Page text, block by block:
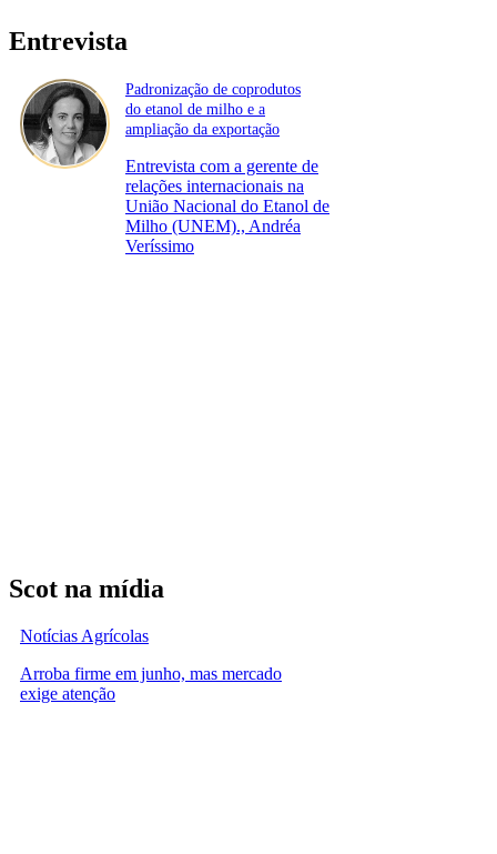
Entrevista
Padronização de coprodutos
do etanol de milho e a
ampliação da exportação
Entrevista com a gerente de
relações internacionais na
União Nacional do Etanol de
Milho (UNEM)., Andréa
Veríssimo
Scot na mídia
Notícias Agrícolas
Arroba firme em junho, mas mercado
exige atenção